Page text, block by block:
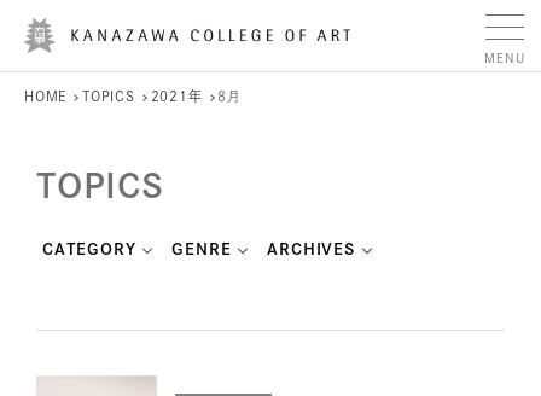
HOME TOPICS 2021年 8月
TOPICS
CATEGORY GENRE ARCHIVES